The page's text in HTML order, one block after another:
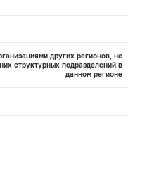
других регионов, не
структурных подразделений в
данном регионе